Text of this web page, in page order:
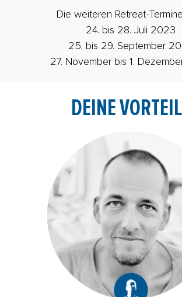
Die weiteren Retreat-
24. bis 28. Juli 2023
25. bis 29. September
27. November bis 1.
DEINE